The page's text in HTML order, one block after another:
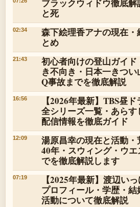
ブラックウィドウ徹底
と死
02:34
森下絵理香アナの現在
とめ
21:43
初心者向けの登山ガイ
き不向き・日本一きつ
Q事故までを徹底解説
16:56
【2026年最新】TBS昼
全シリーズ一覧・あらす
配信情報を徹底ガイド
12:09
湯原昌幸の現在と活動
40年・スウィング・ウ
でを徹底解説します
07:19
【2025年最新】渡辺い
プロフィール・学歴・
活動について徹底解説